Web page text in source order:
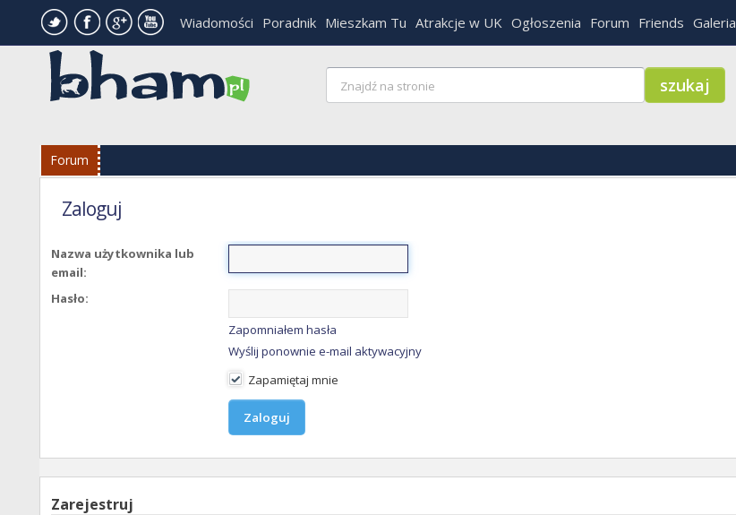
Wiadomości Poradnik Mieszkam Tu Atrakcje w UK Ogłoszenia Forum Friends Galeria
Forum
Zaloguj
Nazwa użytkownika lub
email:
Hasło:
Zapomniałem hasła
Wyślij ponownie e-mail aktywacyjny
Zapamiętaj mnie
Zarejestruj